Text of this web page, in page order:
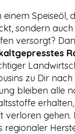
einem Speiseöl,
sondern
versorgt?
zu Dir
bleiben alle
verloren gehen.
regionaler